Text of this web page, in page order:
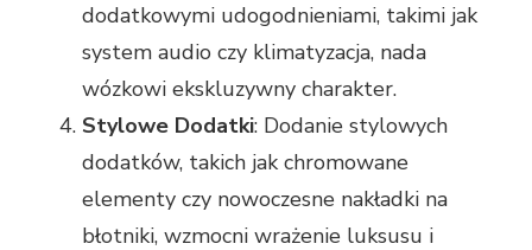
dodatkowymi udogodnieniami, takimi jak
system audio czy klimatyzacja, nada
wózkowi ekskluzywny charakter.
Stylowe Dodatki: Dodanie stylowych
dodatków, takich jak chromowane
elementy czy nowoczesne nakładki na
błotniki, wzmocni wrażenie luksusu i